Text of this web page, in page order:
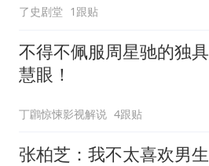
了史剧堂 1跟贴
不得不佩服周星驰的独具
慧眼！
丁鸊惊悚影视解说 4跟贴
张柏芝：我不太喜欢男生